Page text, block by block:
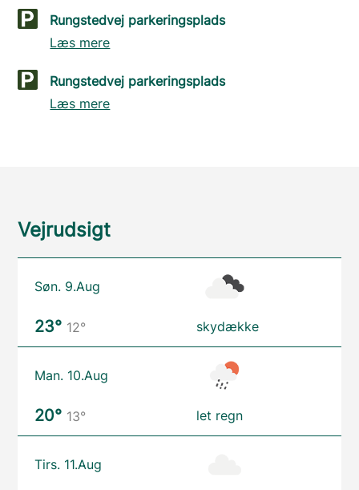
Rungstedvej parkeringsplads
Læs mere
Rungstedvej parkeringsplads
Læs mere
Vejrudsigt
Søn. 9.Aug
23° 12° skydække
Man. 10.Aug
20° 13° let regn
Tirs. 11.Aug